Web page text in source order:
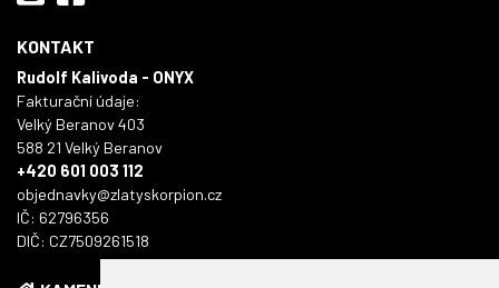
KONTAKT
Rudolf Kalivoda - ONYX
Fakturační údaje:
Velký Beranov 403
588 21 Velký Beranov
+420 601 003 112
objednavky@zlatyskorpion.cz
IČ: 62796356
DIČ: CZ7509261518